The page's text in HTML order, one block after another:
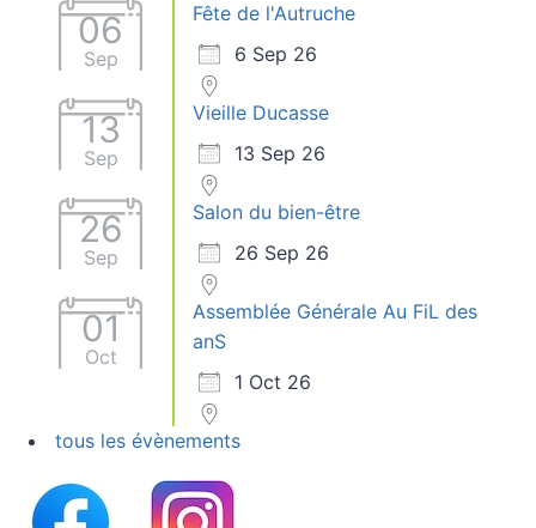
06
Sep
Fête de l'Autruche
6 Sep 26
13
Sep
Vieille Ducasse
13 Sep 26
26
Sep
Salon du bien-être
26 Sep 26
01
Oct
Assemblée Générale Au FiL des
anS
1 Oct 26
tous les évènements